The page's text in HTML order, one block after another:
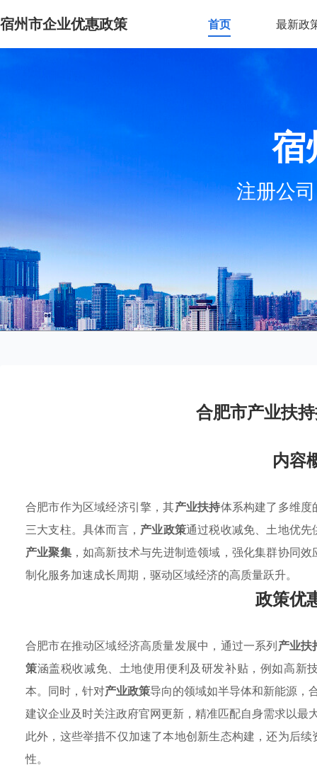
宿州市企业优惠政策 首页 最新政
宿
注册公
合肥市产业扶
内容
合肥市作为区域经济引擎，其产业扶持体系构建了多维
三大支柱。具体而言， 产业政策通过税收减免、土地优
产业聚集，如高新技术与先进制造领域，强化集群协同效
制化服务加速成长周期，驱动区域经济的高质量跃升。
政策优
合肥市在推动区域经济高质量发展中，通过一系列产业扶
策涵盖税收减免、土地使用便利及研发补贴，例如高新
本。同时，针对产业政策导向的领域如半导体和新能源，
建议企业及时关注政府官网更新，精准匹配自身需求以最
此外，这些举措不仅加速了本地创新生态构建，还为后
性。